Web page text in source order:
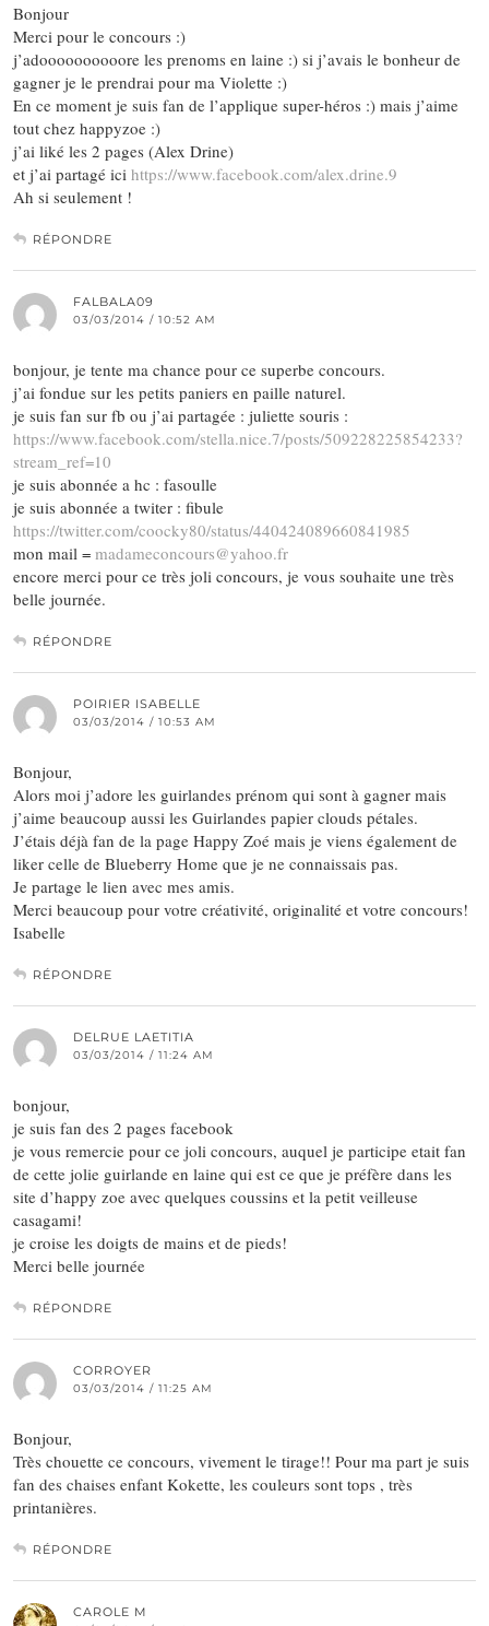
Bonjour
Merci pour le concours :)
j’adoooooooooore les prenoms en laine :) si j’avais le bonheur de
gagner je le prendrai pour ma Violette :)
En ce moment je suis fan de l’applique super-héros :) mais j’aime
tout chez happyzoe :)
j’ai liké les 2 pages (Alex Drine)
et j’ai partagé ici https://www.facebook.com/alex.drine.9
Ah si seulement !
RÉPONDRE
FALBALA09
03/03/2014 / 10:52 AM
bonjour, je tente ma chance pour ce superbe concours.
j’ai fondue sur les petits paniers en paille naturel.
je suis fan sur fb ou j’ai partagée : juliette souris :
https://www.facebook.com/stella.nice.7/posts/509228225854233?
stream_ref=10
je suis abonnée a hc : fasoulle
je suis abonnée a twiter : fibule
https://twitter.com/coocky80/status/440424089660841985
mon mail = madameconcours@yahoo.fr
encore merci pour ce très joli concours, je vous souhaite une très
belle journée.
RÉPONDRE
POIRIER ISABELLE
03/03/2014 / 10:53 AM
Bonjour,
Alors moi j’adore les guirlandes prénom qui sont à gagner mais
j’aime beaucoup aussi les Guirlandes papier clouds pétales.
J’étais déjà fan de la page Happy Zoé mais je viens également de
liker celle de Blueberry Home que je ne connaissais pas.
Je partage le lien avec mes amis.
Merci beaucoup pour votre créativité, originalité et votre concours!
Isabelle
RÉPONDRE
DELRUE LAETITIA
03/03/2014 / 11:24 AM
bonjour,
je suis fan des 2 pages facebook
je vous remercie pour ce joli concours, auquel je participe etait fan
de cette jolie guirlande en laine qui est ce que je préfère dans les
site d’happy zoe avec quelques coussins et la petit veilleuse
casagami!
je croise les doigts de mains et de pieds!
Merci belle journée
RÉPONDRE
CORROYER
03/03/2014 / 11:25 AM
Bonjour,
Très chouette ce concours, vivement le tirage!! Pour ma part je suis
fan des chaises enfant Kokette, les couleurs sont tops , très
printanières.
RÉPONDRE
CAROLE M